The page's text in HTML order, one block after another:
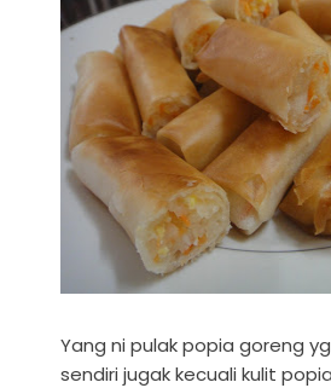
Yang ni pulak popia goreng
sendiri jugak kecuali kulit